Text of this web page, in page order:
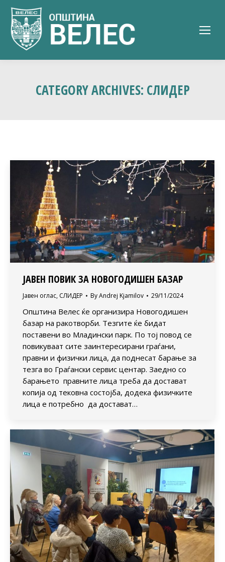
CATEGORY ARCHIVES: СЛИДЕР
ЈАВЕН ПОВИК ЗА НОВОГОДИШЕН БАЗАР
Јавен оглас, СЛИДЕР ByAndrej Kjamilov 29/11/2024
Општина Велес ќе организира Новогодишен
базар на ракотворби. Тезгите ќе бидат
поставени во Младински парк. По тој повод се
повикуваат сите заинтересирани граѓани,
правни и физички лица, да поднесат барање за
тезга во Граѓански сервис центар. Заедно со
барањето правните лица треба да достават
копија од тековна состојба, додека физичките
лица е потребно да достават…